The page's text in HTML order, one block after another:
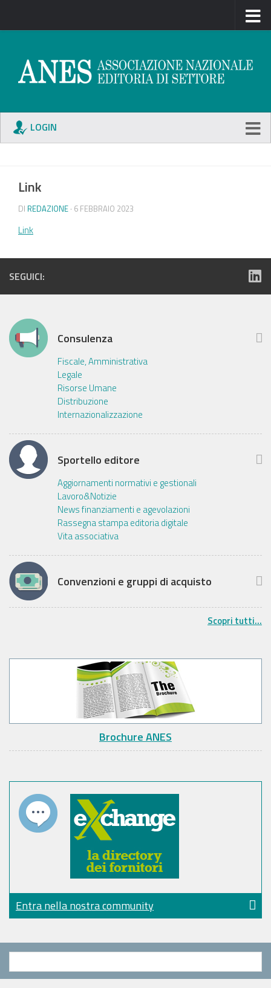
LOGIN
Link
DI REDAZIONE · 6 FEBBRAIO 2023
Link
SEGUICI:
Consulenza
Fiscale, Amministrativa
Legale
Risorse Umane
Distribuzione
Internazionalizzazione
Sportello editore
Aggiornamenti normativi e gestionali
Lavoro&Notizie
News finanziamenti e agevolazioni
Rassegna stampa editoria digitale
Vita associativa
Convenzioni e gruppi di acquisto
Scopri tutti...
Brochure ANES
Entra nella nostra community